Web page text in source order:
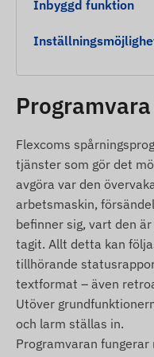
eller ankomst till
Förpackningens
Juneo TK913-E
USB-
Installationsguide
Användarvillkor
För normal drift
satellitsystem och
Dataöverföring sker
mikro-SIM-kortet i
positionen kan
Driftsregion
Inbyggd funktion
Flexcoms
tjänster som gör det
avgöra var den
arbetsmaskin,
befinner sig, vart den
tagit. Allt detta kan
tillhörande
textformat – även
Utöver
och larm ställas in.
Programvaran